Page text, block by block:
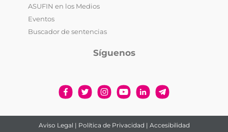
ASUFIN en los Medios
Eventos
Buscador de sentencias
Síguenos
Aviso Legal | Política de Privacidad | Accesibilidad